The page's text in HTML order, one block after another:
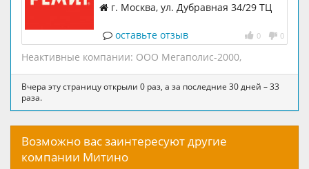
г. Москва, ул. Дубравная 34/29 ТЦ
0 0
оставьте отзыв
Неактивные компании: ООО Мегаполис-2000,
Вчера эту страницу открыли 0 раз, а за последние 30 дней – 33
раза.
Возможно вас заинтересуют другие
компании Митино